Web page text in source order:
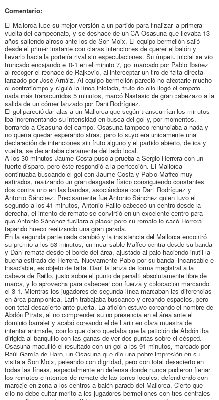
Comentario:
El Mallorca luce su mejor versión a un partido para finalizar la primera
vuelta del campeonato, y se deshace de un CA Osasuna que llevaba 13
años saliendo airoso ante los de Son Moix. El equipo bermellón salió
desde el primer instante con claras intenciones de querer el balón y
llevarlo hacia la portería rival sin especulaciones. Su ímpetu inicial se vio
truncado encajando el 0-1 en el minuto 7, gol marcado por Pablo Ibáñez
al recoger el rechace de Rajkovic, al interceptar un tiro de falta directa
lanzado por José Arnáiz. Al equipo bermellón pareció no afectarle mucho
el contratiempo y siguió la línea iniciada, fruto de ello llegó el empate
nada más transcurridos 5 minutos, marcó Nastasic de gran cabezazo a la
salida de un córner lanzado por Dani Rodríguez.
El gol pareció dar alas a un Mallorca que según transcurrían los minutos
iba incrementando su intensidad en busca del gol y, por momentos,
borrando a Osasuna del campo. Osasuna tampoco renunciaba a nada y
no quería quedar esperando atrás, pero lo suyo era únicamente una
declaración de intenciones sin fruto alguno y el partido abierto, de ida y
vuelta, se decantaba claramente del lado local.
A los 30 minutos Jaume Costa puso a prueba a Sergio Herrera con un
fuerte disparo, pero éste respondió a la perfección. El Mallorca
continuaba buscando el gol con Jaume Costa y Pablo Maffeo muy
estirados, realizando un gran desgaste físico consiguiendo constantes
dos contra uno en las bandas, asociándose con Dani Rodríguez y
Antonio Sánchez. Precisamente fue Antonio Sánchez quien tuvo el
segundo a los 41 minutos, Antonio Raillo cabeceó un centro desde la
derecha, el intento de remate se convirtió en un excelente centro para
que Antonio Sánchez fusilara a placer pero su remate lo sacó Herrera
tapando hueco realizando una gran parada.
En la segunda parte nada cambió y la insistencia del Mallorca encontró
su premio a los 53 minutos, un incansable Maffeo centra desde su banda
y Dani remata desde el borde del área, ajustado al palo haciendo inútil la
buena estirada de Herrera. Nuevamente Pablo por su banda, incansable e
insaciable, es objeto de falta. Dani la lanza de forma magistral a la
cabeza de Raillo, justo sobre el punto de penalti absolutamente libre de
marca, y lo aprovecha para cabecear con fuerza y colocación marcando
el 3-1. Mientras los jugadores de segunda línea marcaban las diferencias
en área pamplonica, Larin trabajaba buscando y creando espacios, pero
con total desacierto ante puerta. La afición estuvo coreando el nombre de
Abdón Ptrats, al no comprender su no presencia en el área ante el
dominio barralet y acabó coreando el de Larin en clara muestra de
intentar animarle, con lo que claro quedaba que la petición de Abdón iba
dirigida al banquillo con las ganas de ver dos puntas sobre el césped.
Osasuna maquilló el resultado con un gol a los 91 minutos, marcado por
Raúl García de Haro, un Osasuna que dio una pobre impresión en su
visita a Son Moix, peleando con dignidad, pero con total desacierto en
todas las líneas, especialmente en defensa donde nunca pudieron frenar
los remates e intentos de remate de las torres locales, defendiendo con
marcaje en zona a los centros a balón parado del Mallorca. Cierto que
ello no debe quitar mérito a los jugadores bermellones con tres centrales